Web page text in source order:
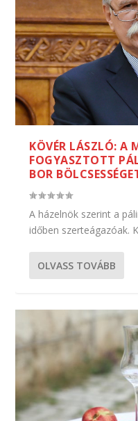
KÖVÉR LÁSZLÓ: A
FOGYASZTOTT
BOR
A házelnök szerint a
időben szerteágazóak.
OLVASS TOVÁBB